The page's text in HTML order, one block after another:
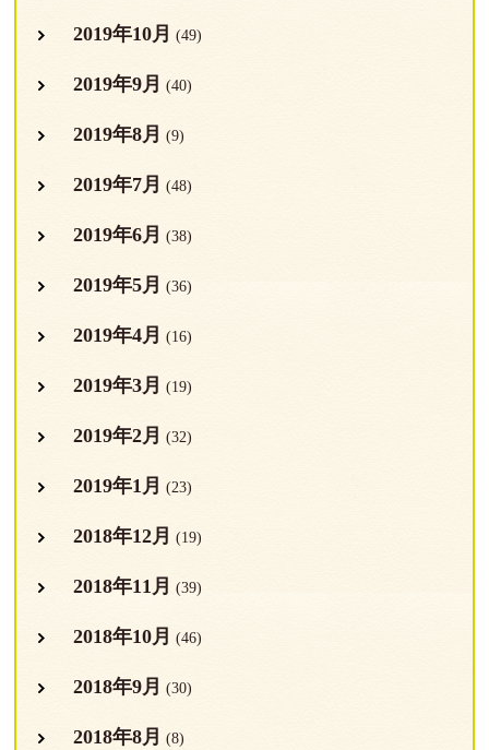
2019年10月 (49)
2019年9月 (40)
2019年8月 (9)
2019年7月 (48)
2019年6月 (38)
2019年5月 (36)
2019年4月 (16)
2019年3月 (19)
2019年2月 (32)
2019年1月 (23)
2018年12月 (19)
2018年11月 (39)
2018年10月 (46)
2018年9月 (30)
2018年8月 (8)